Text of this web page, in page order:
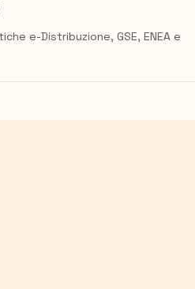
e-Distribuzione, GSE, ENEA e